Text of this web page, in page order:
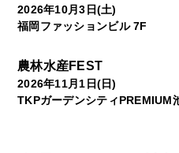
2026年10月3日(土)
福岡ファッションビル 7F
農林水産FEST
2026年11月1日(日)
TKPガーデンシティPREMIUM